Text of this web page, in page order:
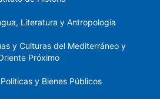
Literatura y Antropología
y Culturas del Mediterráneo y
Próximo
y Bienes Públicos